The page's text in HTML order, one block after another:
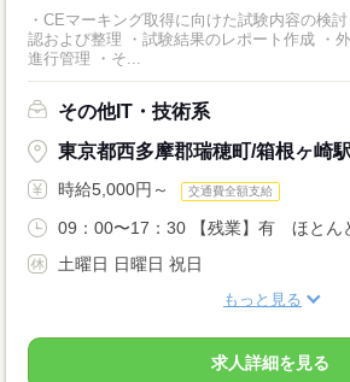
・CEマーキング取得に向けた試験内容の検討・実施 ・関
認および整理 ・試験結果のレポート作成 ・外部コンサルとの連携、
進行管理 ・そ...
その他IT・技術系
東京都西多摩郡瑞穂町/箱根ヶ崎
時給5,000円～ 交通費全額支給
09：00〜17：30 【残業】有 ほとん
土曜日 日曜日 祝日
もっと見る
求人詳細を見る